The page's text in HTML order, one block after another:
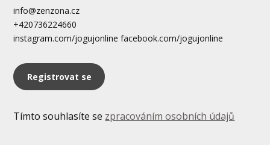
info@zenzona.cz
+420736224660
instagram.com/jogujonline facebook.com/jogujonline
Registrovat se
Tímto souhlasíte se zpracováním osobních údajů